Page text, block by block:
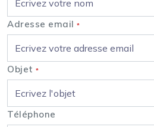
Adresse email *
Objet *
Téléphone